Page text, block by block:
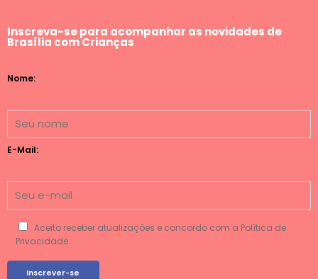
Inscreva-se para acompanhar as novidades de
Brasília com Crianças
Nome:
E-Mail:
Aceito receber atualizações e concordo com a Política de
Privacidade.